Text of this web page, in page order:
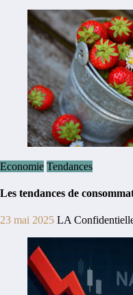
Economie Tendances
Les tendances de
23 mai 2025 LA